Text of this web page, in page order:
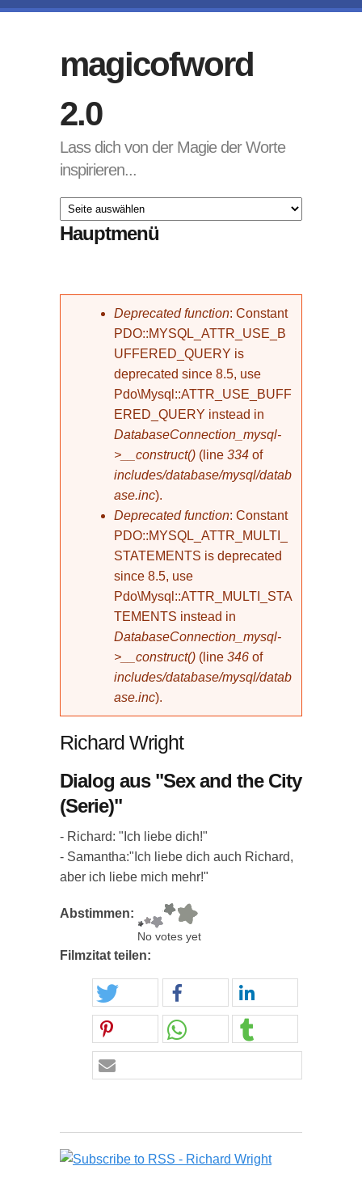
magicofword
2.0
Lass dich von der Magie der Worte
inspirieren...
Hauptmenü
Fehlermeldung
Deprecated function: Constant
PDO::MYSQL_ATTR_USE_B
UFFERED_QUERY is
deprecated since 8.5, use
Pdo\Mysql::ATTR_USE_BUFF
ERED_QUERY instead in
DatabaseConnection_mysql-
>__construct() (line 334 of
includes/database/mysql/datab
ase.inc).
Deprecated function: Constant
PDO::MYSQL_ATTR_MULTI_
STATEMENTS is deprecated
since 8.5, use
Pdo\Mysql::ATTR_MULTI_STA
TEMENTS instead in
DatabaseConnection_mysql-
>__construct() (line 346 of
includes/database/mysql/datab
ase.inc).
Richard Wright
Dialog aus "Sex and the City
(Serie)"
- Richard: "Ich liebe dich!"
- Samantha:"Ich liebe dich auch Richard,
aber ich liebe mich mehr!"
Abstimmen:
No votes yet
Filmzitat teilen: